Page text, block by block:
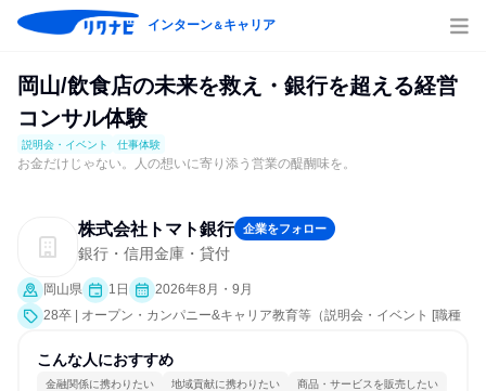
インターン＆キャリア
岡山/飲食店の未来を救え・銀行を超える経営
コンサル体験
説明会・イベント 仕事体験
お金だけじゃない。人の想いに寄り添う営業の醍醐味を。
株式会社トマト銀行 企業をフォロー
銀行・信用金庫・貸付
岡山県 1日
2026年8月・9月
28卒 | オープン・カンパニー&キャリア教育等（説明会・イベント [職種
業界研究]、仕事体験）
こんな人におすすめ
金融関係に携わりたい 地域貢献に携わりたい 商品・サービスを販売したい